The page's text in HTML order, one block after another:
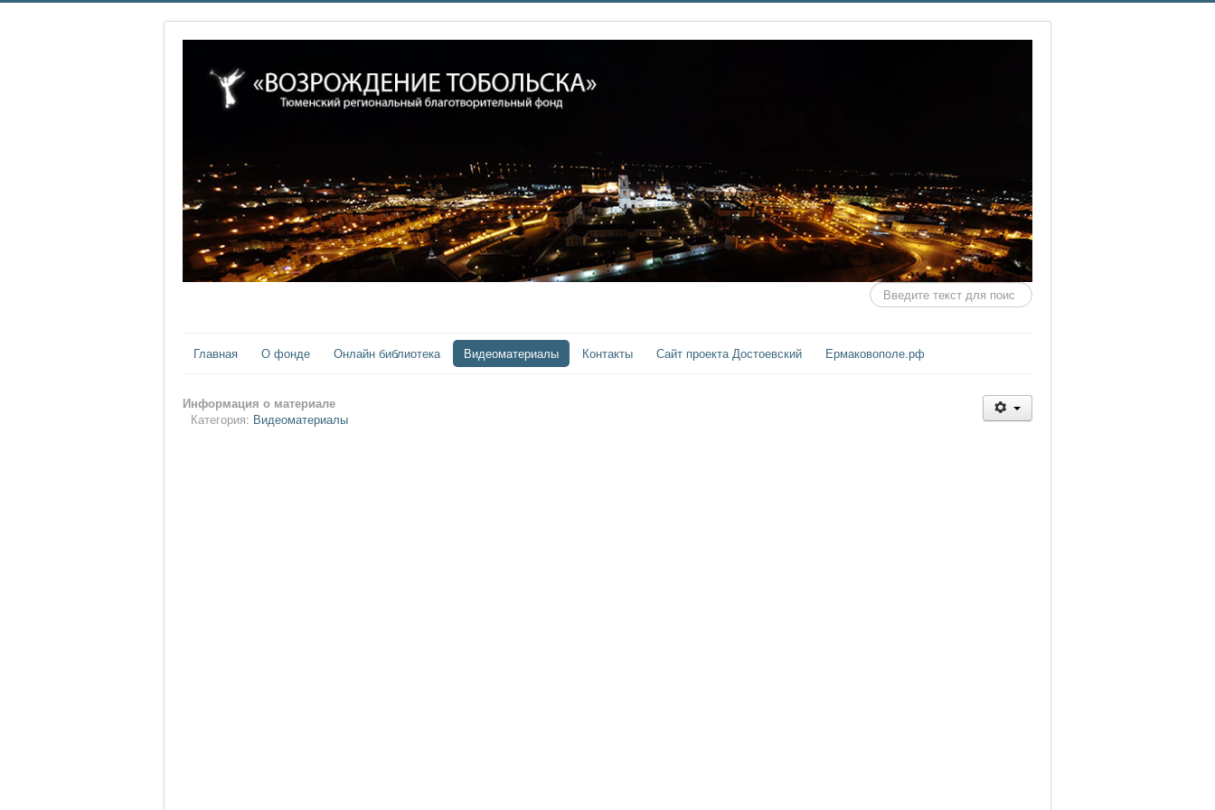
Искать...
Главная О фонде Онлайн библиотека Видеоматериалы Контакты Сайт проекта Достоевский Ермаковополе.рф
Информация о материале
Категория: Видеоматериалы